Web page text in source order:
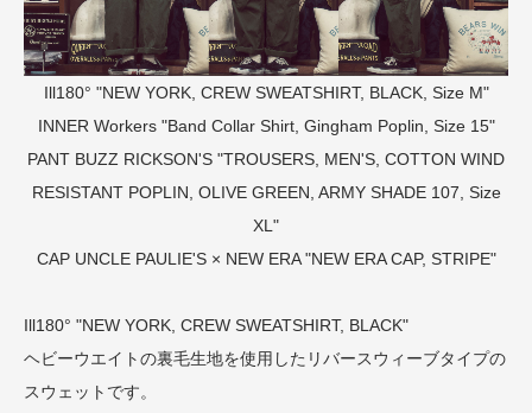
Ill180° "NEW YORK, CREW SWEATSHIRT, BLACK, Size M"
INNER Workers "Band Collar Shirt, Gingham Poplin, Size 15"
PANT BUZZ RICKSON'S "TROUSERS, MEN'S, COTTON WIND
RESISTANT POPLIN, OLIVE GREEN, ARMY SHADE 107, Size
XL"
CAP UNCLE PAULIE'S × NEW ERA "NEW ERA CAP, STRIPE"
Ill180° "NEW YORK, CREW SWEATSHIRT, BLACK"
ヘビーウエイトの裏毛生地を使用したリバースウィーブタイプの
スウェットです。